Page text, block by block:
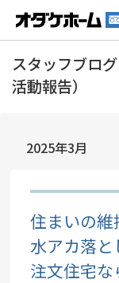
2025年3月
住まいの
水アカ落と
注文住宅